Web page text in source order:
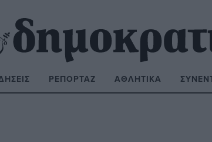
ΡΕΠΟΡΤΆΖ ΑΘΛΗΤΙΚΆ